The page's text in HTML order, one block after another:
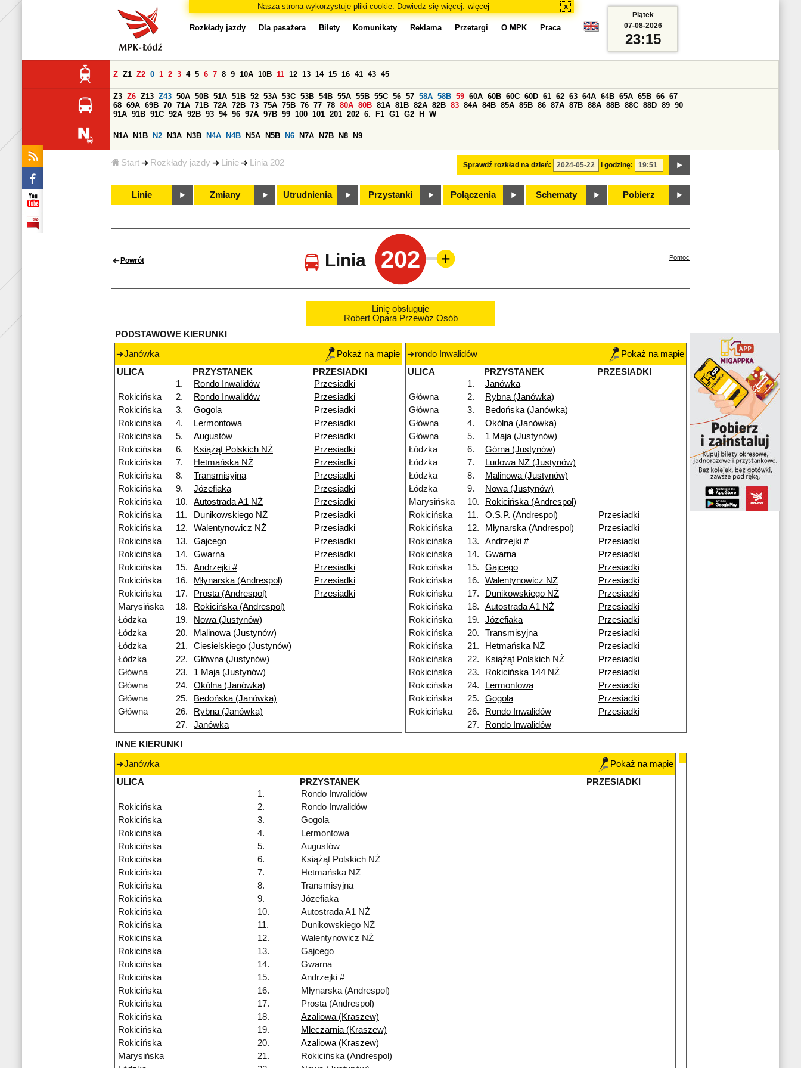
Nasza strona wykorzystuje pliki cookie. Dowiedz się więcej. więcej x
Start Rozkłady jazdy Linie Linia 202
Rozkłady jazdy Dla pasażera Bilety Komunikaty Reklama Przetargi O MPK Praca
Sprawdź rozkład na dzień: i godzinę:
Z Z1 Z2 0 1 2 3 4 5 6 7 8 9 10A 10B 11 12 13 14 15 16 41 43 45
Z3 Z6 Z13 Z43 50A 50B 51A 51B 52 53A 53C 53B 54B 55A 55B 55C 56 57 58A 58B 59 60A 60B 60C 60D 61 62 63 64A 64B 65A 65B 66 67
68 69A 69B 70 71A 71B 72A 72B 73 75A 75B 76 77 78 80A 80B 81A 81B 82A 82B 83 84A 84B 85A 85B 86 87A 87B 88A 88B 88C 88D 89 90
91A 91B 91C 92A 92B 93 94 96 97A 97B 99 100 101 201 202 6. F1 G1 G2 H W
N1A N1B N2 N3A N3B N4A N4B N5A N5B N6 N7A N7B N8 N9
Linie Zmiany Utrudnienia Przystanki Połączenia Schematy Pobierz
Piątek
07-08-2026
23:15
Powrót Linia 202 Pomoc
Linię obsługuje
Robert Opara Przewóz Osób
PODSTAWOWE KIERUNKI
Janówka
Pokaż na mapie
ULICA
PRZYSTANEK
PRZESIADKI
1.
Rondo Inwalidów
Przesiadki
Rokicińska
2. Rondo Inwalidów
Przesiadki
Rokicińska
3. Gogola
Przesiadki
Rokicińska
4. Lermontowa
Przesiadki
Rokicińska
5. Augustów
Przesiadki
Rokicińska
6. Książąt Polskich NŻ
Przesiadki
Rokicińska
7. Hetmańska NŻ
Przesiadki
Rokicińska
8. Transmisyjna
Przesiadki
Rokicińska
9. Józefiaka
Przesiadki
Rokicińska
10. Autostrada A1 NŻ
Przesiadki
Rokicińska
11. Dunikowskiego NŻ
Przesiadki
Rokicińska
12. Walentynowicz NŻ
Przesiadki
Rokicińska
13. Gajcego
Przesiadki
Rokicińska
14. Gwarna
Przesiadki
Rokicińska
15. Andrzejki #
Przesiadki
Rokicińska
16. Młynarska (Andrespol)
Przesiadki
Rokicińska
17. Prosta (Andrespol)
Przesiadki
Marysińska
18.
Rokicińska (Andrespol)
Łódzka
19.
Nowa (Justynów)
Łódzka
20.
Malinowa (Justynów)
Łódzka
21.
Ciesielskiego (Justynów)
Łódzka
22.
Główna (Justynów)
Główna
23.
1 Maja (Justynów)
Główna
24.
Okólna (Janówka)
Główna
25.
Bedońska (Janówka)
Główna
26.
Rybna (Janówka)
27.
Janówka
rondo Inwalidów
Pokaż na mapie
ULICA
PRZYSTANEK
PRZESIADKI
1.
Janówka
Główna
2.
Rybna (Janówka)
Główna
3.
Bedońska (Janówka)
Główna
4.
Okólna (Janówka)
Główna
5.
1 Maja (Justynów)
Łódzka
6.
Górna (Justynów)
Łódzka
7.
Ludowa NŻ (Justynów)
Łódzka
8.
Malinowa (Justynów)
Łódzka
9.
Nowa (Justynów)
Marysińska
10.
Rokicińska (Andrespol)
Rokicińska
11. O.S.P. (Andrespol)
Przesiadki
Rokicińska
12. Młynarska (Andrespol)
Przesiadki
Rokicińska
13. Andrzejki #
Przesiadki
Rokicińska
14. Gwarna
Przesiadki
Rokicińska
15. Gajcego
Przesiadki
Rokicińska
16. Walentynowicz NŻ
Przesiadki
Rokicińska
17. Dunikowskiego NŻ
Przesiadki
Rokicińska
18. Autostrada A1 NŻ
Przesiadki
Rokicińska
19. Józefiaka
Przesiadki
Rokicińska
20. Transmisyjna
Przesiadki
Rokicińska
21. Hetmańska NŻ
Przesiadki
Rokicińska
22. Książąt Polskich NŻ
Przesiadki
Rokicińska
23. Rokicińska 144 NŻ
Przesiadki
Rokicińska
24. Lermontowa
Przesiadki
Rokicińska
25. Gogola
Przesiadki
Rokicińska
26. Rondo Inwalidów
Przesiadki
27.
Rondo Inwalidów
INNE KIERUNKI
Janówka
Pokaż na mapie
ULICA
PRZYSTANEK
PRZESIADKI
1.
Rondo Inwalidów
Rokicińska
2.
Rondo Inwalidów
Rokicińska
3.
Gogola
Rokicińska
4.
Lermontowa
Rokicińska
5.
Augustów
Rokicińska
6.
Książąt Polskich NŻ
Rokicińska
7.
Hetmańska NŻ
Rokicińska
8.
Transmisyjna
Rokicińska
9.
Józefiaka
Rokicińska
10.
Autostrada A1 NŻ
Rokicińska
11.
Dunikowskiego NŻ
Rokicińska
12.
Walentynowicz NŻ
Rokicińska
13.
Gajcego
Rokicińska
14.
Gwarna
Rokicińska
15.
Andrzejki #
Rokicińska
16.
Młynarska (Andrespol)
Rokicińska
17.
Prosta (Andrespol)
Rokicińska
18.
Azaliowa (Kraszew)
Rokicińska
19.
Mleczarnia (Kraszew)
Rokicińska
20.
Azaliowa (Kraszew)
Marysińska
21.
Rokicińska (Andrespol)